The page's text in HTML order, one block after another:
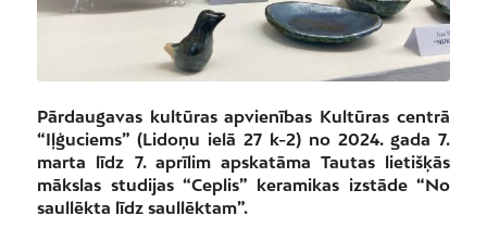
Pārdaugavas kultūras apvienības Kultūras centrā
“Iļģuciems” (Lidoņu ielā 27 k-2) no 2024. gada 7.
marta līdz 7. aprīlim apskatāma Tautas lietišķās
mākslas studijas “Ceplis” keramikas izstāde “No
saullēkta līdz saullēktam”.